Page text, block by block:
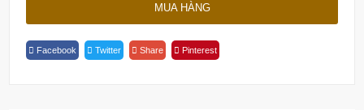
MUA HÀNG
Facebook Twitter Share Pinterest